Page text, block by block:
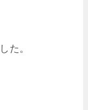
た。